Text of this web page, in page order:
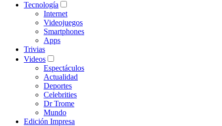
Tecnología
Internet
Videojuegos
Smartphones
Apps
Trivias
Videos
Espectáculos
Actualidad
Deportes
Celebrities
Dr Trome
Mundo
Edición Impresa